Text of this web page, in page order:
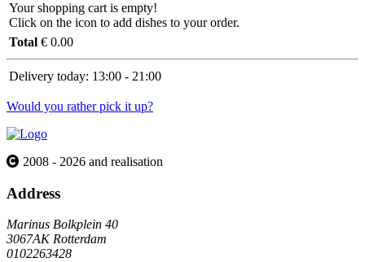
Your shopping cart is empty!
Click on the icon to add dishes to your order.
Total € 0.00
Delivery today: 13:00 - 21:00
Would you rather pick it up?
2008 - 2026 and realisation
Address
Marinus Bolkplein 40
3067AK Rotterdam
0102263428